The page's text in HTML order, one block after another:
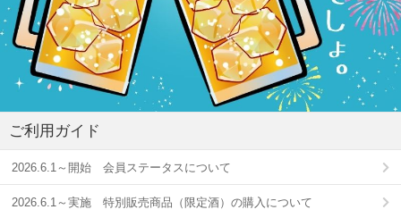
ご利用ガイド
2026.6.1～開始 会員ステータスについて
2026.6.1～実施 特別販売商品（限定酒）の購入について